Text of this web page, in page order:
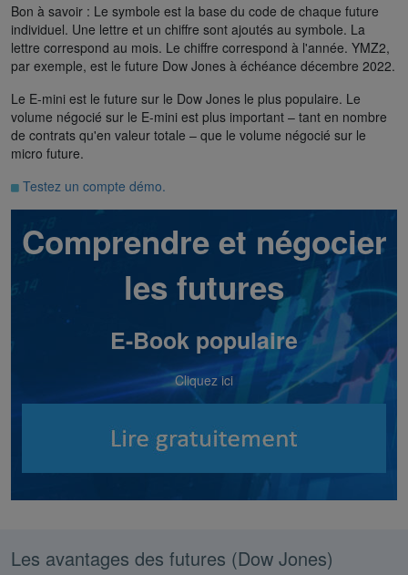
Bon à savoir : Le symbole est la base du code de chaque future
individuel. Une lettre et un chiffre sont ajoutés au symbole. La
lettre correspond au mois. Le chiffre correspond à l'année. YMZ2,
par exemple, est le future Dow Jones à échéance décembre 2022.
Le E-mini est le future sur le Dow Jones le plus populaire. Le
volume négocié sur le E-mini est plus important – tant en nombre
de contrats qu'en valeur totale – que le volume négocié sur le
micro future.
Testez un compte démo.
Comprendre et négocier
les futures
E-Book populaire
Cliquez ici
Les avantages des futures (Dow Jones)